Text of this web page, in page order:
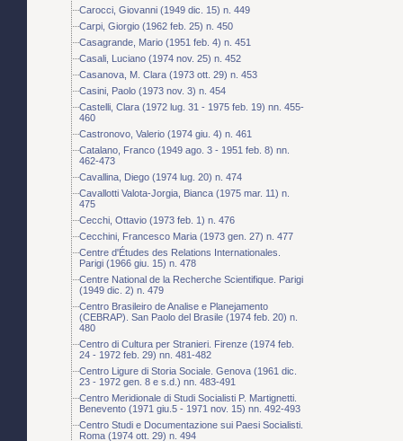
Carocci, Giovanni (1949 dic. 15) n. 449
Carpi, Giorgio (1962 feb. 25) n. 450
Casagrande, Mario (1951 feb. 4) n. 451
Casali, Luciano (1974 nov. 25) n. 452
Casanova, M. Clara (1973 ott. 29) n. 453
Casini, Paolo (1973 nov. 3) n. 454
Castelli, Clara (1972 lug. 31 - 1975 feb. 19) nn. 455-
460
Castronovo, Valerio (1974 giu. 4) n. 461
Catalano, Franco (1949 ago. 3 - 1951 feb. 8) nn.
462-473
Cavallina, Diego (1974 lug. 20) n. 474
Cavallotti Valota-Jorgia, Bianca (1975 mar. 11) n.
475
Cecchi, Ottavio (1973 feb. 1) n. 476
Cecchini, Francesco Maria (1973 gen. 27) n. 477
Centre d'Études des Relations Internationales.
Parigi (1966 giu. 15) n. 478
Centre National de la Recherche Scientifique. Parigi
(1949 dic. 2) n. 479
Centro Brasileiro de Analise e Planejamento
(CEBRAP). San Paolo del Brasile (1974 feb. 20) n.
480
Centro di Cultura per Stranieri. Firenze (1974 feb.
24 - 1972 feb. 29) nn. 481-482
Centro Ligure di Storia Sociale. Genova (1961 dic.
23 - 1972 gen. 8 e s.d.) nn. 483-491
Centro Meridionale di Studi Socialisti P. Martignetti.
Benevento (1971 giu.5 - 1971 nov. 15) nn. 492-493
Centro Studi e Documentazione sui Paesi Socialisti.
Roma (1974 ott. 29) n. 494